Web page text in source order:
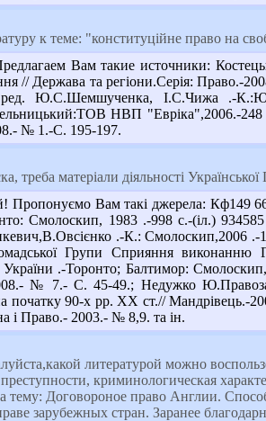
к теме: "конституційне право на
Вам такие источники:
// Держава та регіони.Серія: Право.-
ред. Ю.С.Шемшученка, І.С.Чижа .-
НВП "Евріка",2006.-
№ 1.-С. 195-197.
треба матеріали діяльності
Вам такі джерела: Кф149
Смолоскип, 1983 .-998 с.-(іл.) 934585
.-К.: Смолоскип,2006
Групи Сприяння
України .-Торонто; Балтимор:
№ 7.- С. 45-49.; Недужко
початку 90-х рр. ХХ ст.// Мандрівець.-
і Право.- 2003.- № 8,9. та ін.
литературой можно
криминологическая
тему: Договороное право Англии.
зарубежных стран. Заранее